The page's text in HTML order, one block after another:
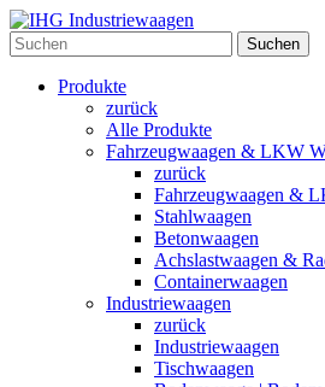
Suchen
Produkte
zurück
Alle Produkte
Fahrzeugwaagen & LKW
zurück
Fahrzeugwaagen &
Stahlwaagen
Betonwaagen
Achslastwaagen &
Containerwaagen
Industriewaagen
zurück
Industriewaagen
Tischwaagen